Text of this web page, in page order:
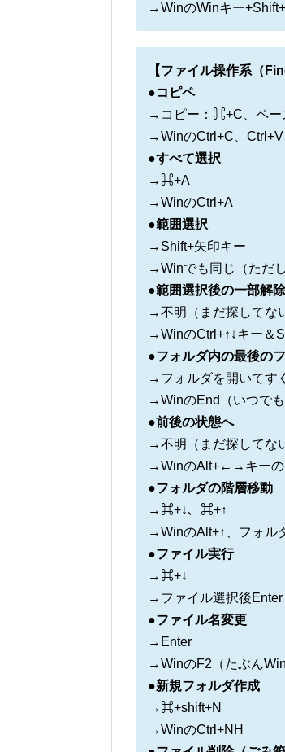
→WinのWinキー
【ファイル操作系（
●コピペ
→コピー：⌘+C、ペー
→WinのCtrl+C、
●すべて選択
→⌘+A
→WinのCtrl+A
●範囲選択
→Shift+矢印キー
→Winでも同じ（ただ
●範囲選択後の一部解除
→不明（まだ探してな
→WinのCtrl+↑↓キー＆
●フォルダ内の最後の
→フォルダを開いてす
→WinのEnd（いつでも
●前後の状態へ
→不明（まだ探してな
→WinのAlt+←→キーの
●フォルダの階層移動
→⌘+↓、⌘+↑
→WinのAlt+↑、フォル
●ファイル実行
→⌘+↓
→ファイル選択後Enter
●ファイル名変更
→Enter
→WinのF2（たぶん
●新規フォルダ作成
→⌘+shift+N
→WinのCtrl+NH